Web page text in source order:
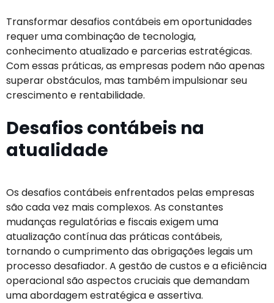
Transformar desafios contábeis em oportunidades
requer uma combinação de tecnologia,
conhecimento atualizado e parcerias estratégicas.
Com essas práticas, as empresas podem não apenas
superar obstáculos, mas também impulsionar seu
crescimento e rentabilidade.
Desafios contábeis na
atualidade
Os desafios contábeis enfrentados pelas empresas
são cada vez mais complexos. As constantes
mudanças regulatórias e fiscais exigem uma
atualização contínua das práticas contábeis,
tornando o cumprimento das obrigações legais um
processo desafiador. A gestão de custos e a eficiência
operacional são aspectos cruciais que demandam
uma abordagem estratégica e assertiva.